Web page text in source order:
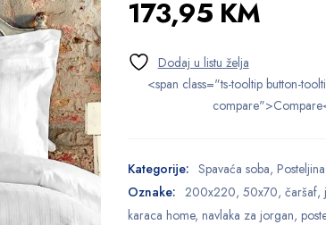
173,95 KM
<span class="ts-tooltip button-
Kategorije: Spavaća soba, Posteljina
Oznake: 200x220, 50x70, čaršaf,
karaca home, navlaka za jorgan,